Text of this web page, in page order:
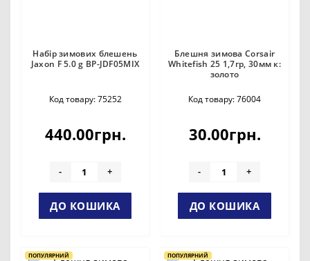
Набір зимових блешень
Jaxon F 5.0 g BP-JDF05MIX
Код товару: 75252
440.00грн.
- +
ДО КОШИКА
Блешня зимова Corsair
Whitefish 25 1,7гр, 30мм к:
золото
Код товару: 76004
30.00грн.
- +
ДО КОШИКА
ПОПУЛЯРНИЙ ПОПУЛЯРНИЙ